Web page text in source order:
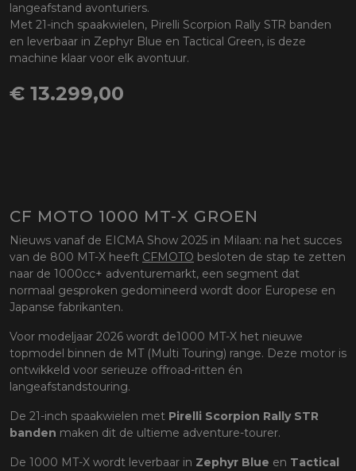
langeafstand avonturiers.
Met 21-inch spaakwielen, Pirelli Scorpion Rally STR banden
en leverbaar in Zephyr Blue en Tactical Green, is deze
machine klaar voor elk avontuur.
€ 13.299,00
CF MOTO 1000 MT-X GROEN
Nieuws vanaf de EICMA Show 2025 in Milaan: na het succes
van de 800 MT-X heeft CFMOTO besloten de stap te zetten
naar de 1000cc+ adventuremarkt, een segment dat
normaal gesproken gedomineerd wordt door Europese en
Japanse fabrikanten.
Voor modeljaar 2026 wordt de1000 MT-X het nieuwe
topmodel binnen de MT (Multi Touring) range. Deze motor is
ontwikkeld voor serieuze offroad-ritten én
langeafstandstouring.
De 21-inch spaakwielen met Pirelli Scorpion Rally STR
banden maken dit de ultieme adventure-tourer.
De 1000 MT-X wordt leverbaar in Zephyr Blue en Tactical